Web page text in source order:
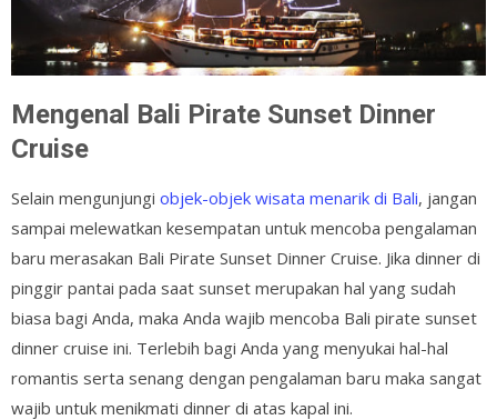
Mengenal Bali Pirate Sunset Dinner
Cruise
Selain mengunjungi objek-objek wisata menarik di Bali, jangan
sampai melewatkan kesempatan untuk mencoba pengalaman
baru merasakan Bali Pirate Sunset Dinner Cruise. Jika dinner di
pinggir pantai pada saat sunset merupakan hal yang sudah
biasa bagi Anda, maka Anda wajib mencoba Bali pirate sunset
dinner cruise ini. Terlebih bagi Anda yang menyukai hal-hal
romantis serta senang dengan pengalaman baru maka sangat
wajib untuk menikmati dinner di atas kapal ini.